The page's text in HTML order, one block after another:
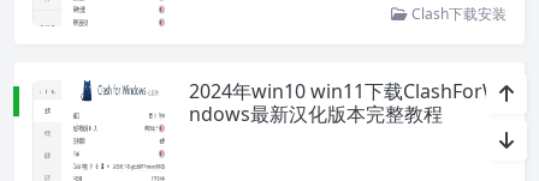
Clash下载安装
2024年win10 win11下载ClashForWi
ndows最新汉化版本完整教程